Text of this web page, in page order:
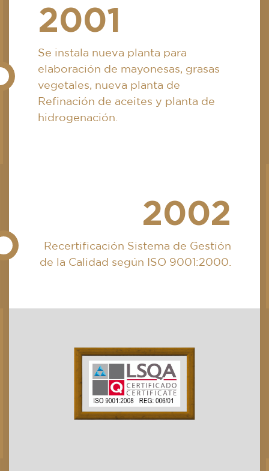
2001
Se instala nueva planta para
elaboración de mayonesas, grasas
vegetales, nueva planta de
Refinación de aceites y planta de
hidrogenación.
2002
Recertificación Sistema de Gestión
de la Calidad según ISO 9001:2000.